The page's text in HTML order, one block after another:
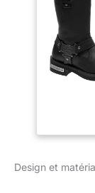
Design et